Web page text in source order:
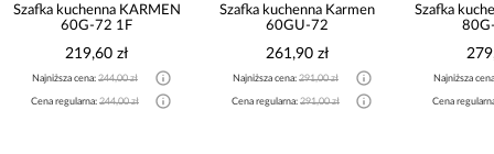
Szafka kuchenna KARMEN
60G-72 1F
219,60 zł
Najniższa cena: 244,00 zł
Cena regularna: 244,00 zł
Szafka kuchenna Karmen
60GU-72
261,90 zł
Najniższa cena: 291,00 zł
Cena regularna: 291,00 zł
Szafka
Najniższa
Cena